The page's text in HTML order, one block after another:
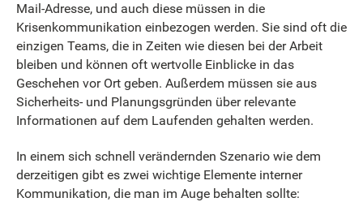
Mail-Adresse, und auch diese müssen in die
Krisenkommunikation einbezogen werden. Sie sind oft die
einzigen Teams, die in Zeiten wie diesen bei der Arbeit
bleiben und können oft wertvolle Einblicke in das
Geschehen vor Ort geben. Außerdem müssen sie aus
Sicherheits- und Planungsgründen über relevante
Informationen auf dem Laufenden gehalten werden.
In einem sich schnell verändernden Szenario wie dem
derzeitigen gibt es zwei wichtige Elemente interner
Kommunikation, die man im Auge behalten sollte: